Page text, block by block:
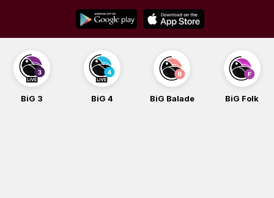
content
BiG 3 BiG 4 BiG Balade BiG Folk